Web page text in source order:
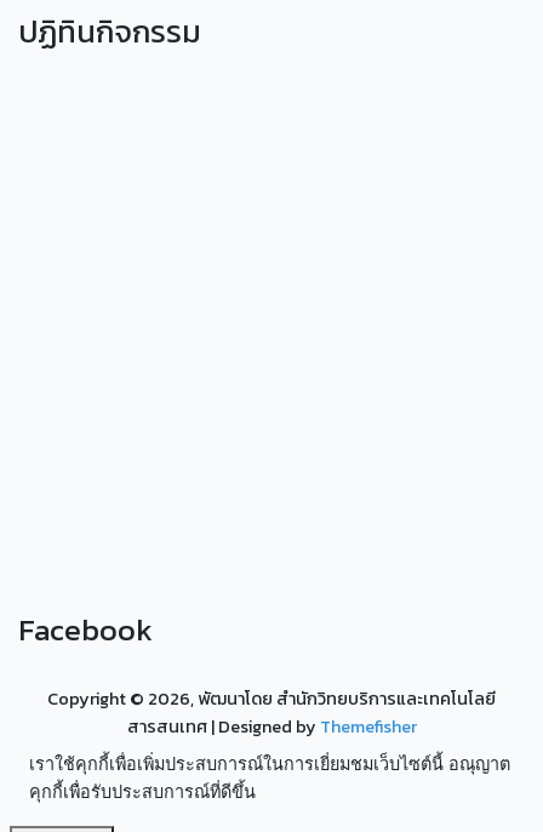
ปฏิทินกิจกรรม
Facebook
Copyright © 2026, พัฒนาโดย สำนักวิทยบริการและเทคโนโลยี
สารสนเทศ| Designed by Themefisher
เราใช้คุกกี้เพื่อเพิ่มประสบการณ์ในการเยี่ยมชมเว็บไซต์นี้ อณุญาต
คุกกี้เพื่อรับประสบการณ์ที่ดีขึ้น